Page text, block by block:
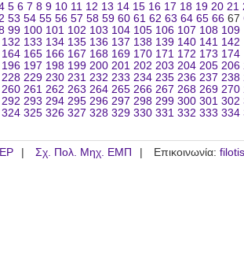
5 6 7 8 9 10 11 12 13 14 15 16 17 18 19 20 21
53 54 55 56 57 58 59 60 61 62 63 64 65 66 67
99 100 101 102 103 104 105 106 107 108 109
132 133 134 135 136 137 138 139 140 141 142
164 165 166 167 168 169 170 171 172 173 174
196 197 198 199 200 201 202 203 204 205 206
228 229 230 231 232 233 234 235 236 237 238
260 261 262 263 264 265 266 267 268 269 270
292 293 294 295 296 297 298 299 300 301 302
324 325 326 327 328 329 330 331 332 333 334
Σχ. Πολ. Μηχ. ΕΜΠ Επικοινωνία: